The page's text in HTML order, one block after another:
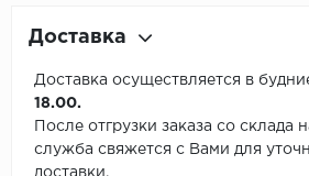
Доставка
Доставка осуществляется в
18.00.
После отгрузки заказа со склада
служба свяжется с Вами для
доставки.